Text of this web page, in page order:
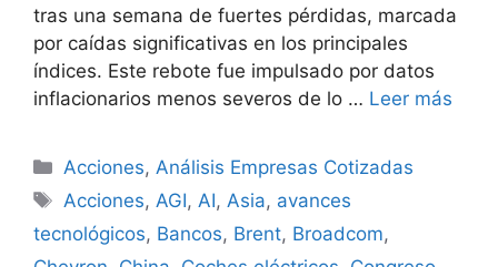
tras una semana de fuertes pérdidas, marcada
por caídas significativas en los principales
índices. Este rebote fue impulsado por datos
inflacionarios menos severos de lo … Leer más
Categorías
Acciones, Análisis Empresas Cotizadas
Etiquetas
Acciones, AGI, AI, Asia, avances
tecnológicos, Bancos, Brent, Broadcom,